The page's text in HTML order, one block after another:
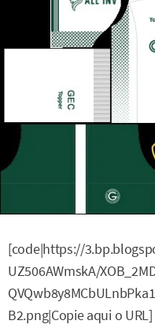
[code|https://
UZ506AWmskA/
B2.png|Copie aqui o URL]